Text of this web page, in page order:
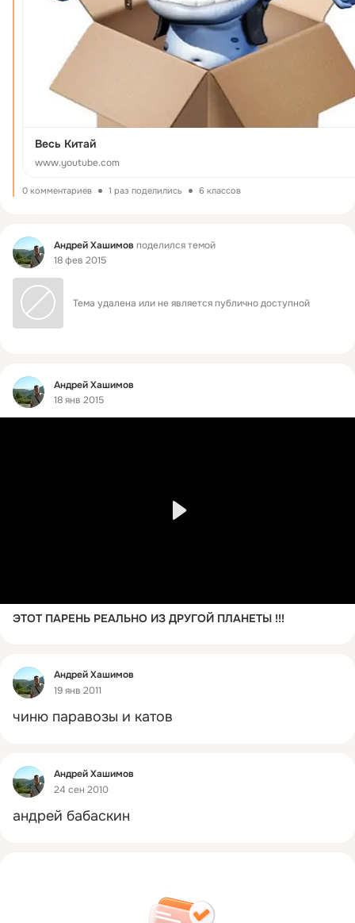
Весь Китай
www.youtube.com
0 комментариев 1 раз поделились 6 классов
Фид Андрей Хашимов поделился темой
18 фев 2015
Тема удалена или не является публично доступной
Фид
Андрей Хашимов
18 янв 2015
ЭТОТ ПАРЕНЬ РЕАЛЬНО ИЗ ДРУГОЙ ПЛАНЕТЫ !!!
Фид
Андрей Хашимов
19 янв 2011
чиню паравозы и катов
Фид
Андрей Хашимов
24 сен 2010
андрей бабаскин